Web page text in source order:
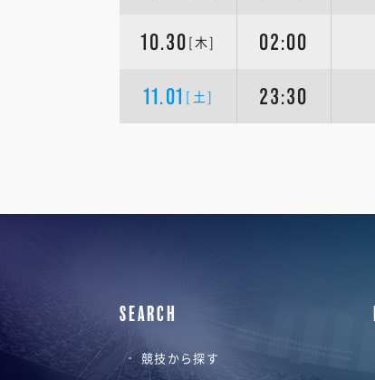
10.30 [木] 02:00
11.01 [土] 23:30
SEARCH
競技から探す